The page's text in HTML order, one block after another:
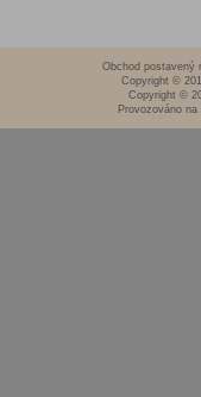
Obchod postavený
Copyright ©
Copyright ©
Provozováno